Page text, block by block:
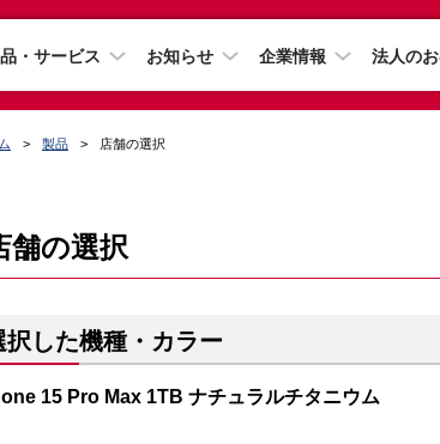
・サービス お知らせ 企業情報 法人の
製品 店舗の選択
舗の選択
択した機種・カラー
15 Pro Max 1TB ナチュラルチタニウム